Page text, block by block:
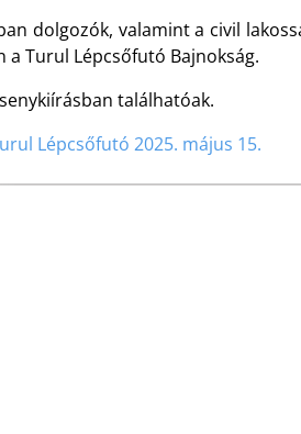
dolgozók, valamint a civil
Turul Lépcsőfutó Bajnokság.
találhatóak.
Lépcsőfutó 2025. május 15.